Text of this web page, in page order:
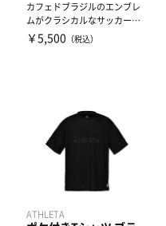
カフェドブラジルのエンブレ
ムがクラシカルなサッカーユ
ニフォームのようなTシャツ
￥5,500 （税込）
ATHLETA